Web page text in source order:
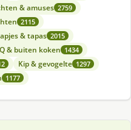
& amuses 2759
2115
& tapas 2015
& buiten koken 1434
Kip & gevogelte 1297
1177